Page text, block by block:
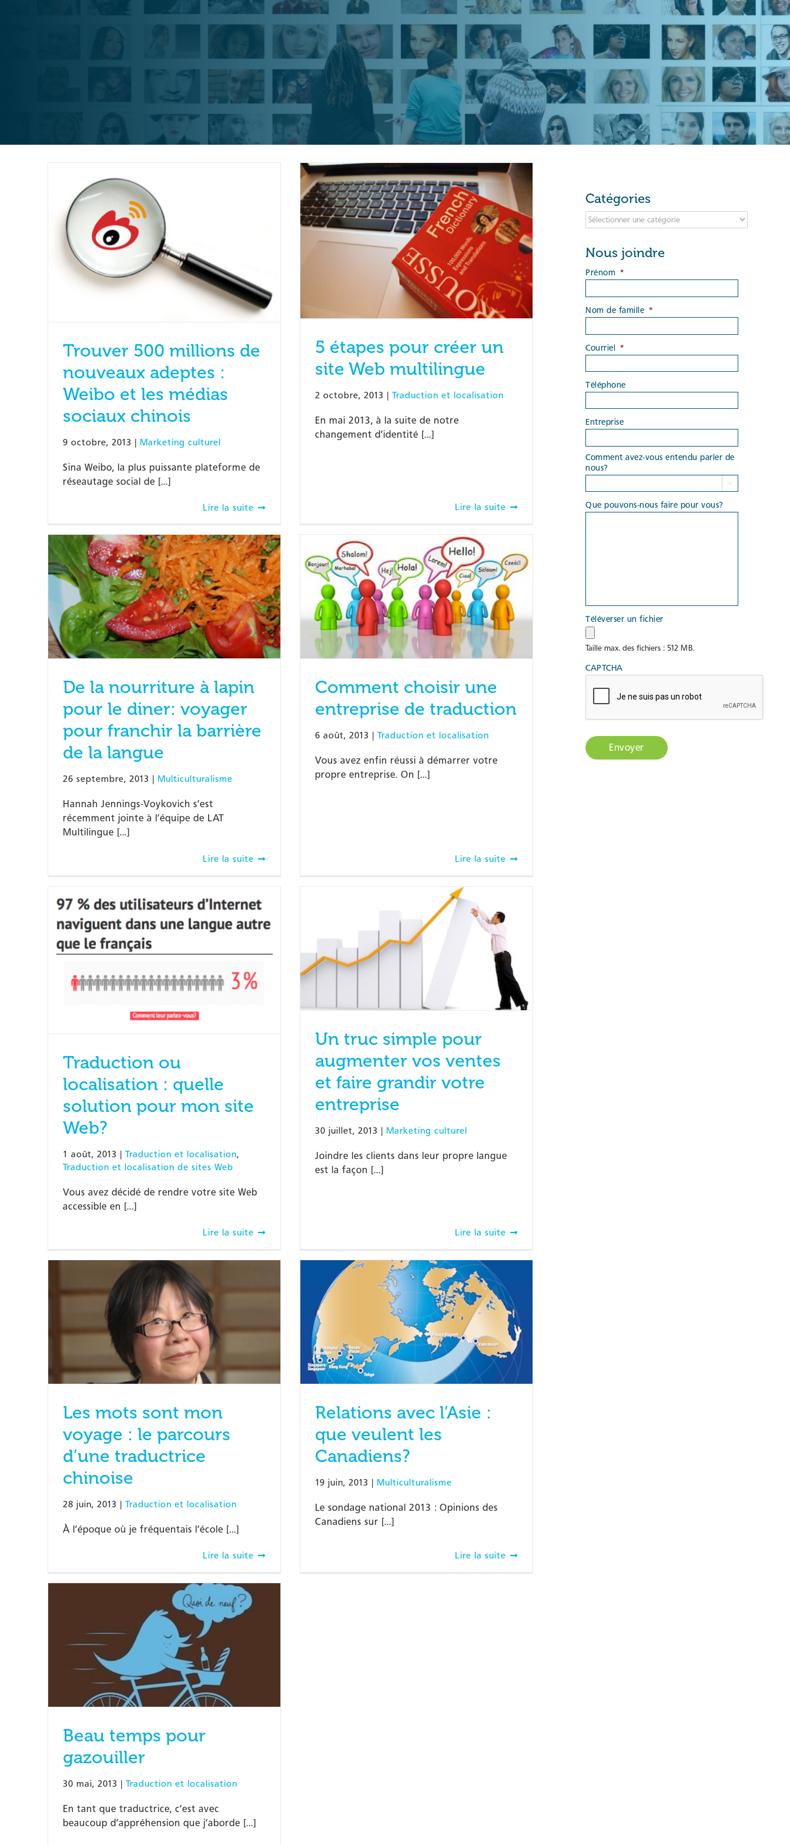
Trouver 500 millions de
nouveaux adeptes :
Weibo et les médias
sociaux chinois
9 octobre, 2013 | Marketing culturel
Sina Weibo, la plus puissante plateforme de
réseautage social de [...]
Lire la suite
5 étapes pour créer un
site Web multilingue
2 octobre, 2013 | Traduction et localisation
En mai 2013, à la suite de notre
changement d’identité [...]
Lire la suite
De la nourriture à lapin
pour le diner: voyager
pour franchir la barrière
de la langue
26 septembre, 2013 | Multiculturalisme
Hannah Jennings-Voykovich s’est
récemment jointe à l’équipe de LAT
Multilingue [...]
Lire la suite
Comment choisir une
entreprise de traduction
6 août, 2013 | Traduction et localisation
Vous avez enfin réussi à démarrer votre
propre entreprise. On [...]
Lire la suite
Traduction ou
localisation : quelle
solution pour mon site
Web?
1 août, 2013 | Traduction et localisation,
Traduction et localisation de sites Web
Vous avez décidé de rendre votre site Web
accessible en [...]
Lire la suite
Un truc simple pour
augmenter vos ventes
et faire grandir votre
entreprise
30 juillet, 2013 | Marketing culturel
Joindre les clients dans leur propre langue
est la façon [...]
Lire la suite
Les mots sont mon
voyage : le parcours
d’une traductrice
chinoise
28 juin, 2013 | Traduction et localisation
À l’époque où je fréquentais l’école [...]
Lire la suite
Relations avec l’Asie :
que veulent les
Canadiens?
19 juin, 2013 | Multiculturalisme
Le sondage national 2013 : Opinions des
Canadiens sur [...]
Lire la suite
Beau temps pour
gazouiller
30 mai, 2013 | Traduction et localisation
En tant que traductrice, c’est avec
beaucoup d’appréhension que j’aborde [...]
Catégories
Catégories
Nous joindre
Prénom *
Nom de famille *
Courriel *
Téléphone
Entreprise
Comment avez-vous entendu parler de
nous?

Que pouvons-nous faire pour vous?
Téléverser un fichier
Taille max. des fichiers : 512 MB.
CAPTCHA